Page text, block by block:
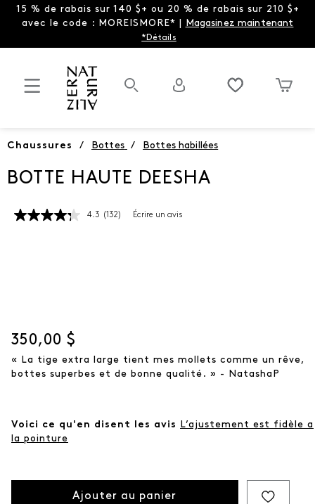
15 % de rabais sur 140 $+ ou 20 % de rabais sur 210 $+
avec le code : MOREISMORE* | Magasinez maintenant
*Détails
Chaussures / Bottes / Bottes habillées
BOTTE HAUTE DEESHA
4.3 Lire
(132) Écrire un avis
Prix actuel
350,00 $
« La tige extra large tient mes mollets comme un rêve,
bottes superbes et de bonne qualité. » - NatashaP
Voici ce qu'en disent les avis
L’ajustement est fidèle a
la pointure
Ajouter au panier